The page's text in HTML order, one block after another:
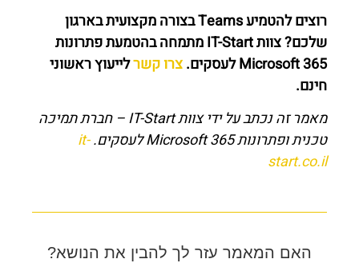
רוצים להטמיע Teams בצורה מקצועית בארגון
שלכם? צוות IT-Start מתמחה בהטמעת פתרונות
Microsoft 365 לעסקים.
צרו קשרלייעוץ ראשוני
חינם.
מאמר זה נכתב על ידי צוות IT-Start – חברת תמיכה
טכנית ופתרונות Microsoft 365 לעסקים.
it-
start.co.il
האם המאמר עזר לך להבין את הנושא?